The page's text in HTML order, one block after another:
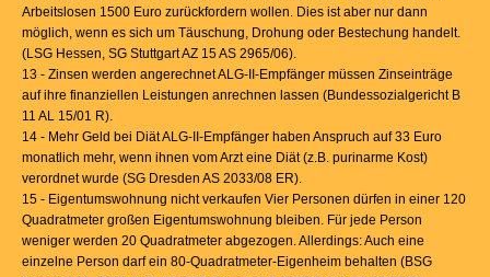
Arbeitslosen 1500 Euro zurückfordern wollen. Dies ist aber nur dann
möglich, wenn es sich um Täuschung, Drohung oder Bestechung handelt.
(LSG Hessen, SG Stuttgart AZ 15 AS 2965/06).
13 - Zinsen werden angerechnet ALG-II-Empfänger müssen Zinseinträge
auf ihre finanziellen Leistungen anrechnen lassen (Bundessozialgericht B
11 AL 15/01 R).
14 - Mehr Geld bei Diät ALG-II-Empfänger haben Anspruch auf 33 Euro
monatlich mehr, wenn ihnen vom Arzt eine Diät (z.B. purinarme Kost)
verordnet wurde (SG Dresden AS 2033/08 ER).
15 - Eigentumswohnung nicht verkaufen Vier Personen dürfen in einer 120
Quadratmeter großen Eigentumswohnung bleiben. Für jede Person
weniger werden 20 Quadratmeter abgezogen. Allerdings: Auch eine
einzelne Person darf ein 80-Quadratmeter-Eigenheim behalten (BSG